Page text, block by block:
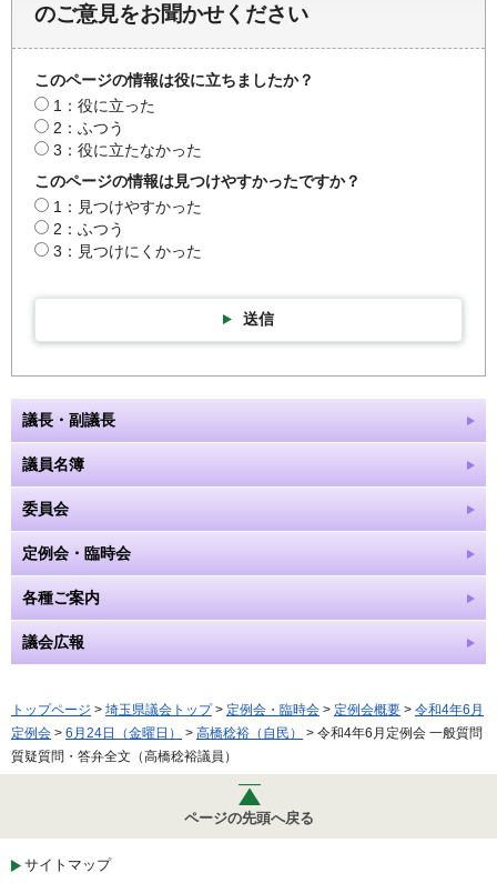
のご意見をお聞かせください
このページの情報は役に立ちましたか？
1：役に立った
2：ふつう
3：役に立たなかった
このページの情報は見つけやすかったですか？
1：見つけやすかった
2：ふつう
3：見つけにくかった
送信
議長・副議長
議員名簿
委員会
定例会・臨時会
各種ご案内
議会広報
トップページ > 埼玉県議会トップ> 定例会・臨時会 > 定例会概要 > 令和4年6月
定例会 > 6月24日（金曜日） > 高橋稔裕（自民）
> 令和4年6月定例会 一般質問
質疑質問・答弁全文（高橋稔裕議員）
ページの先頭へ戻る
サイトマップ